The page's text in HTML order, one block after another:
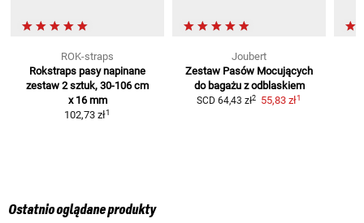
ROK-straps
Rokstraps pasy napinane
zestaw 2 sztuk, 30-106 cm
x 16 mm
102,73 zł1
Joubert
Zestaw Pasów Mocujących
do bagażu z odblaskiem
SCD 64,43 zł2 55,83 zł1
Ostatnio oglądane produkty